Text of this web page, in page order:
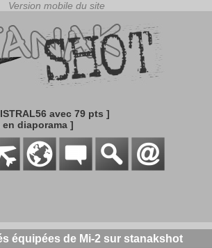
avec 79 pts ]
diaporama ]
équipées de Mi-2 sur stanakshot